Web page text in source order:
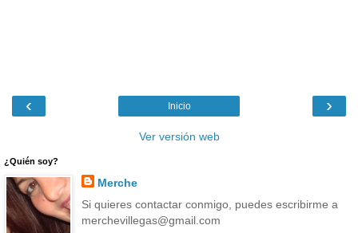
‹ ›
Inicio
Ver versión web
¿Quién soy?
Merche
Si quieres contactar conmigo, puedes escribirme a
merchevillegas@gmail.com